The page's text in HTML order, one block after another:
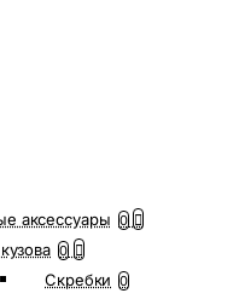
аксессуары 0
0
Скребки 0